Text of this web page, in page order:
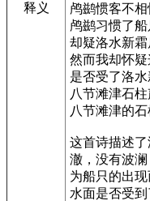
释义
鸬鹚惯客不相
鸬鹚习惯了船
却疑洛水新霜
然而我却怀疑
是否受了洛水
八节滩津石柱
八节滩津的石
这首诗描述
澈，没有波
为船只的出
水面是否受